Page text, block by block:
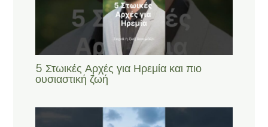
5 Στωικές Αρχές για Ηρεμία και πιο
ουσιαστική ζωή